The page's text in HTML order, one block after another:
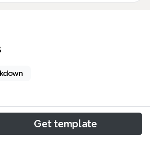
chức năng 09/03/2022 mind map is
Get template